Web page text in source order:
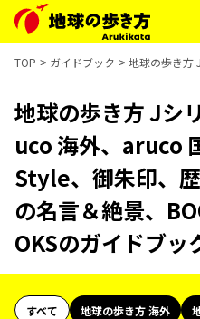
TOP ガイドブック 地球の歩き方
地球の歩き方 Jシ
uco 海外、aruco
Style、御朱印、
の名言＆絶景、
OKSのガイドブッ
すべて 地球の歩き方 海外